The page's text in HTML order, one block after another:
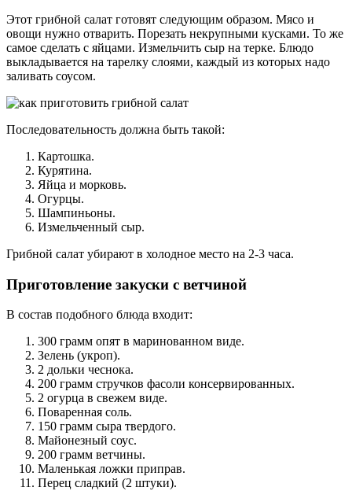
Этот грибной салат готовят следующим образом. Мясо и
овощи нужно отварить. Порезать некрупными кусками. То же
самое сделать с яйцами. Измельчить сыр на терке. Блюдо
выкладывается на тарелку слоями, каждый из которых надо
заливать соусом.
Последовательность должна быть такой:
Картошка.
Курятина.
Яйца и морковь.
Огурцы.
Шампиньоны.
Измельченный сыр.
Грибной салат убирают в холодное место на 2-3 часа.
Приготовление закуски с ветчиной
В состав подобного блюда входит:
300 грамм опят в маринованном виде.
Зелень (укроп).
2 дольки чеснока.
200 грамм стручков фасоли консервированных.
2 огурца в свежем виде.
Поваренная соль.
150 грамм сыра твердого.
Майонезный соус.
200 грамм ветчины.
Маленькая ложки приправ.
Перец сладкий (2 штуки).